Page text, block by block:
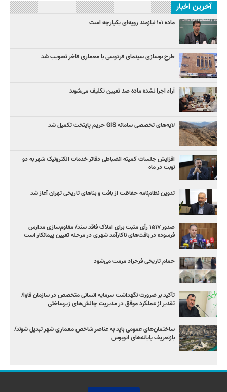
آخرین اخبار
ماده ۱۰۱ نیازمند رویه‌ای یکپارچه است
طرح نوسازی سینمای فردوسی با معماری فاخر تصویب شد
آراء اجرا نشده ماده صد تعیین تکلیف می‌شوند
لایه‌های تخصصی سامانه GIS حریم پایتخت تکمیل شد
افزایش جلسات کمیته انضباطی دفاتر خدمات الکترونیک شهر به دو
نوبت در ماه
تدوین نظام‌نامه حفاظت از بافت و بناهای تاریخی تهران آغاز شد
صدور ۱۵۱۷ رأی مثبت برای املاک فاقد سند/ مقاوم‌سازی مدارس
فرسوده در بافت‌های ناکارآمد شهری در مرحله تعیین پیمانکار است
حمام تاریخی فرحزاد مرمت می‌شود
تأکید بر ضرورت نگهداشت سرمایه انسانی متخصص در سازمان فاوا/
تقدیر از عملکرد موفق در مدیریت چالش‌های زیرساختی
ساختمان‌های عمومی باید به عناصر شاخص معماری شهر تبدیل شوند/
بازتعریف پایانه‌های اتوبوس